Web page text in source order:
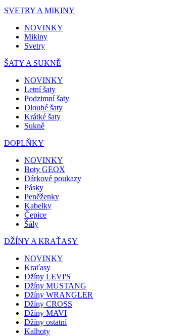
SVETRY A MIKINY
NOVINKY
Mikiny
Svetry
ŠATY A SUKNĚ
NOVINKY
Letní šaty
Podzimní šaty
Dlouhé šaty
Krátké šaty
Sukně
DOPLŇKY
NOVINKY
Boty GEOX
Dárkové poukazy
Pásky
Peněženky
Kabelky
Čepice
Šály
DŽÍNY A KRAŤASY
NOVINKY
Kraťasy
Džíny LEVI'S
Džíny MUSTANG
Džíny WRANGLER
Džíny CROSS
Džíny MAVI
Džíny ostatní
Kalhoty